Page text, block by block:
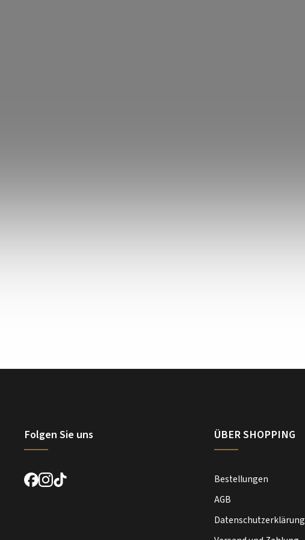
Folgen Sie uns ÜBER SHOPPING
Bestellungen
AGB
Datenschutzerklärung